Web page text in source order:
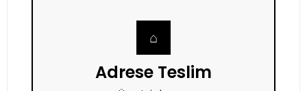
⌂
Adrese Teslim